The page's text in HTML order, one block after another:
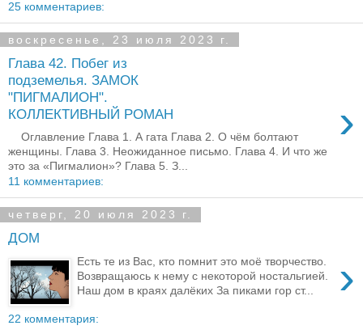
25 комментариев:
воскресенье, 23 июля 2023 г.
Глава 42. Побег из
подземелья. ЗАМОК
"ПИГМАЛИОН".
КОЛЛЕКТИВНЫЙ РОМАН
›
Оглавление Глава 1. А гата Глава 2. О чём болтают
женщины. Глава 3. Неожиданное письмо. Глава 4. И что же
это за «Пигмалион»? Глава 5. З...
11 комментариев:
четверг, 20 июля 2023 г.
ДОМ
›
Есть те из Вас, кто помнит это моё творчество.
Возвращаюсь к нему с некоторой ностальгией.
Наш дом в краях далёких За пиками гор ст...
22 комментария: